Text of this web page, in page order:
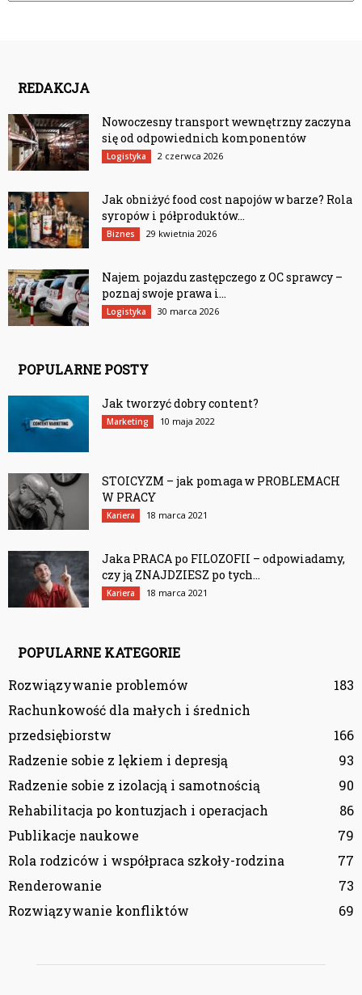
REDAKCJA
Nowoczesny transport wewnętrzny zaczyna
się od odpowiednich komponentów
Logistyka 2 czerwca 2026
Jak obniżyć food cost napojów w barze? Rola
syropów i półproduktów...
Biznes 29 kwietnia 2026
Najem pojazdu zastępczego z OC sprawcy –
poznaj swoje prawa i...
Logistyka 30 marca 2026
POPULARNE POSTY
Jak tworzyć dobry content?
Marketing 10 maja 2022
STOICYZM – jak pomaga w PROBLEMACH
W PRACY
Kariera 18 marca 2021
Jaka PRACA po FILOZOFII – odpowiadamy,
czy ją ZNAJDZIESZ po tych...
Kariera 18 marca 2021
POPULARNE KATEGORIE
Rozwiązywanie problemów
183
Rachunkowość dla małych i średnich
przedsiębiorstw
166
Radzenie sobie z lękiem i depresją
93
Radzenie sobie z izolacją i samotnością
90
Rehabilitacja po kontuzjach i operacjach
86
Publikacje naukowe
79
Rola rodziców i współpraca szkoły-rodzina
77
Renderowanie
73
Rozwiązywanie konfliktów
69